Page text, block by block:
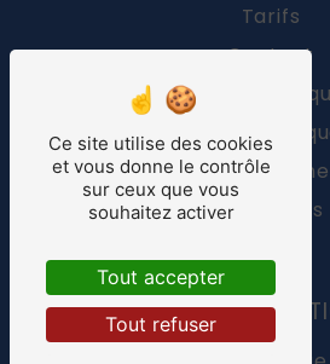
537 avis
clients
Tarifs
Contact
Contrôle
Contrôle
Actualités
NOS
Ce site utilise des cookies
et vous donne le contrôle
sur ceux que vous
souhaitez activer
Tout accepter
Tout refuser